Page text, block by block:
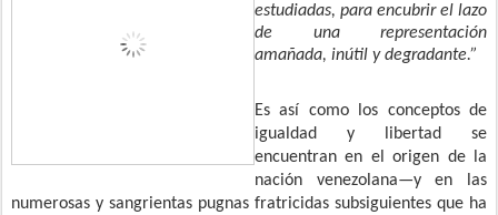
estudiadas, para encubrir el lazo
de una representación
amañada, inútil y degradante.”
Es así como los conceptos de
igualdad y libertad se
encuentran en el origen de la
nación venezolana—y en las
numerosas y sangrientas pugnas fratricidas subsiguientes que ha